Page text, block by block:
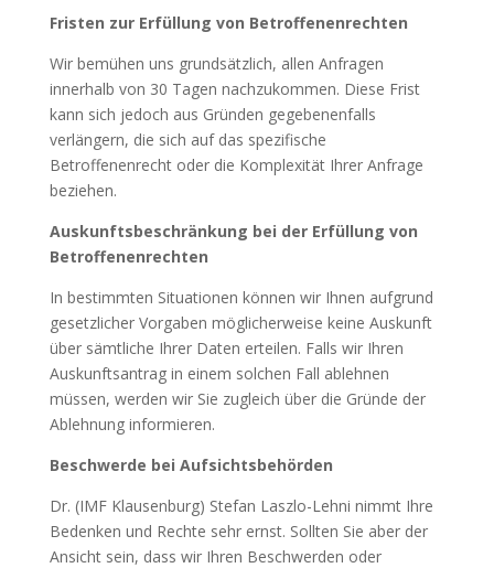
Fristen zur Erfüllung von Betroffenenrechten
Wir bemühen uns grundsätzlich, allen Anfragen
innerhalb von 30 Tagen nachzukommen. Diese Frist
kann sich jedoch aus Gründen gegebenenfalls
verlängern, die sich auf das spezifische
Betroffenenrecht oder die Komplexität Ihrer Anfrage
beziehen.
Auskunftsbeschränkung bei der Erfüllung von
Betroffenenrechten
In bestimmten Situationen können wir Ihnen aufgrund
gesetzlicher Vorgaben möglicherweise keine Auskunft
über sämtliche Ihrer Daten erteilen. Falls wir Ihren
Auskunftsantrag in einem solchen Fall ablehnen
müssen, werden wir Sie zugleich über die Gründe der
Ablehnung informieren.
Beschwerde bei Aufsichtsbehörden
Dr. (IMF Klausenburg) Stefan Laszlo-Lehni nimmt Ihre
Bedenken und Rechte sehr ernst. Sollten Sie aber der
Ansicht sein, dass wir Ihren Beschwerden oder